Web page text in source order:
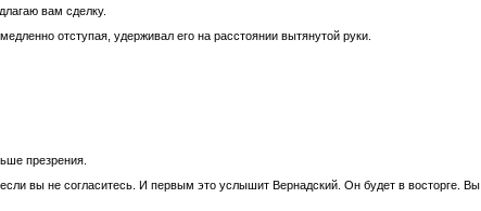
вам сделку.
отступая, удерживал его на расстоянии вытянутой руки.
презрения.
вы не согласитесь. И первым это услышит Вернадский. Он будет в восторге. Вы